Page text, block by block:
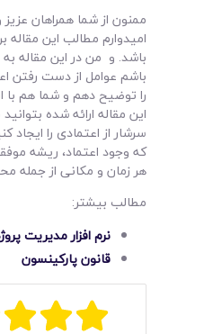
ممنون از شما همراهان
امیدوارم مطالب این مقاله
باشد. و من در این مقاله
باشم عوامل از دست رفتن
را توضیح دهم و شما هم با
این مقاله ارائه شده
سرشار از اعتمادی را ایجاد
که وجود اعتماد، ریشه
هر زمان و مکانی از جمله
مطالب بیشتر:
نرم افزار مدیریت
قانون پارکینسون